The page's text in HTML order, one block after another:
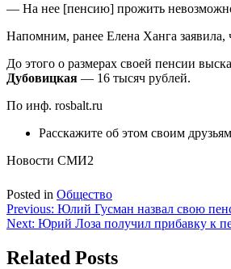
— На нее [пенсию] прожить
Напомним, ранее Елена Ханга заявила,
До этого о размерах своей пенсии
Дубовицкая — 16 тысяч рублей.
По инф. rosbalt.ru
Расскажите об этом своим
Новости СМИ2
Posted in Общество
Навигация
по
записям
Previous: Юлий Гусман назвал свою
Next: Юрий Лоза получил прибавку к
Related Posts